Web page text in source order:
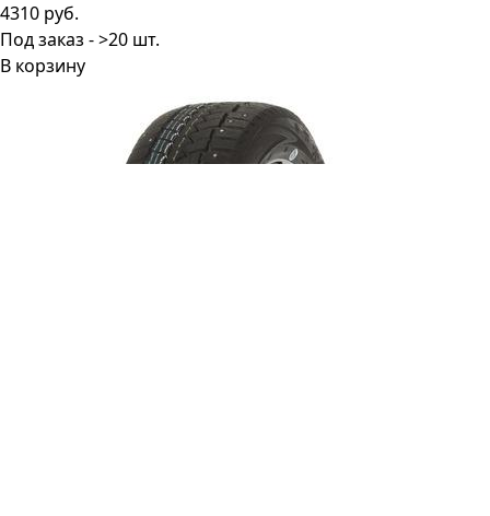
4310 руб.
Под заказ - >20 шт.
В корзину